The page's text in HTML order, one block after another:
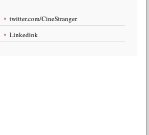
twitter.com/CineStranger
Linkedink